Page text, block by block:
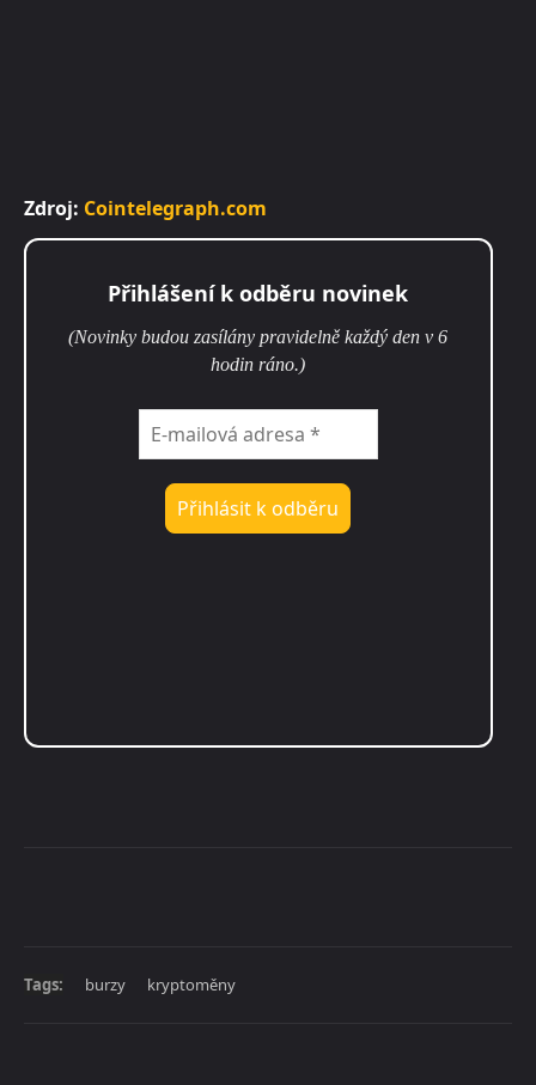
Zdroj: Cointelegraph.com
Přihlášení k odběru novinek
(Novinky budou zasílány pravidelně každý den v 6
hodin ráno.)
Tags: burzy kryptoměny